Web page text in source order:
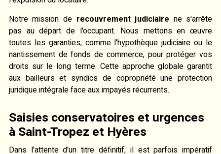
Notre mission de recouvrement judiciaire ne s'arrête
pas au départ de l'occupant. Nous mettons en œuvre
toutes les garanties, comme l'hypothèque judiciaire ou le
nantissement de fonds de commerce, pour protéger vos
droits sur le long terme. Cette approche globale garantit
aux bailleurs et syndics de copropriété une protection
juridique intégrale face aux impayés récurrents.
Saisies conservatoires et urgences
à Saint-Tropez et Hyères
Dans l'attente d'un titre définitif, il est parfois impératif